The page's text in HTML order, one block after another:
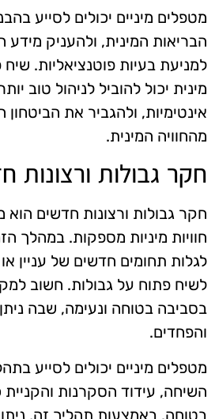
מטפלים מיניים יכולים לסייע
הבריאות המינית, ולהעניק מידע
למניעת בעיות פוטנציאליות.
מינית יכול להוביל לניהול טוב
אינטימיות, ולהגביר את
מהחוויה המינית.
חקר גבולות ורצונות
חקר גבולות ורצונות חדשים הוא
חוויות מיניות מספקות. במהלך
לגלות תחומים חדשים של עניין
לשיח פתוח על גבולות. חשוב
בסביבה בטוחה ונעימה, שבה
והפחדים.
מטפלים מיניים יכולים לסייע
השיחה, עידוד הסקרנות
בטוחה. באמצעות תהליך זה,